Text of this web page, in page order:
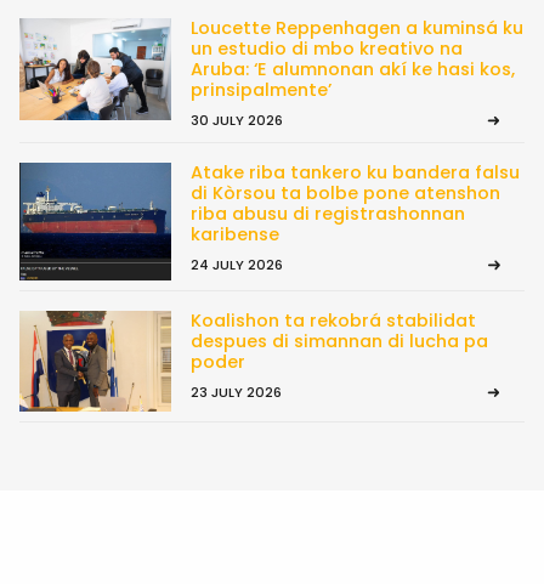
Loucette Reppenhagen a kuminsá ku
un estudio di mbo kreativo na
Aruba: ‘E alumnonan akí ke hasi kos,
prinsipalmente’
30 JULY 2026
Atake riba tankero ku bandera falsu
di Kòrsou ta bolbe pone atenshon
riba abusu di registrashonnan
karibense
24 JULY 2026
Koalishon ta rekobrá stabilidat
despues di simannan di lucha pa
poder
23 JULY 2026